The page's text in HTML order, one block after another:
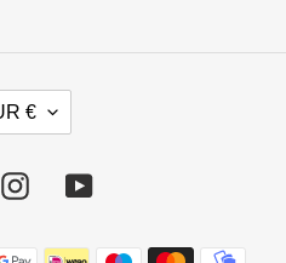
€
InstagramYouTube
Metodi